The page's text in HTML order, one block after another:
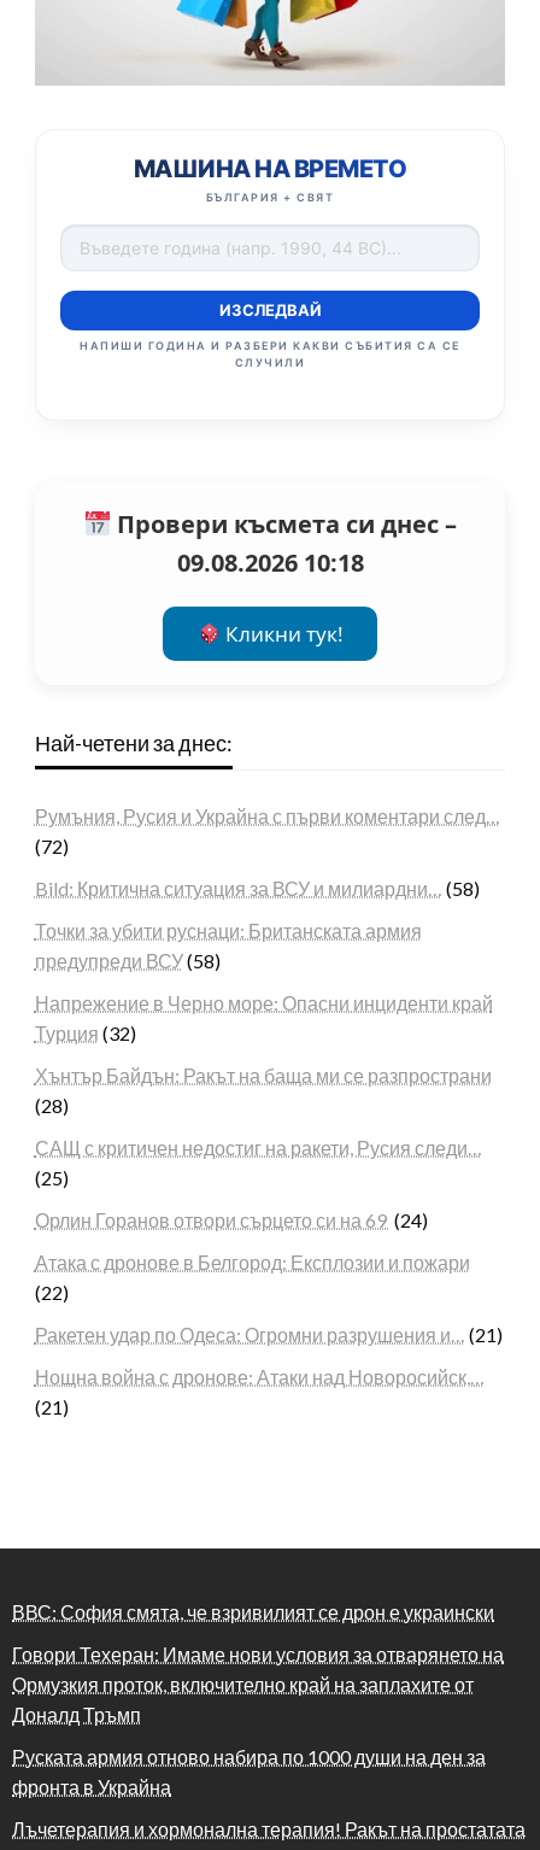
МАШИНА НА ВРЕМЕТО
БЪЛГАРИЯ + СВЯТ
ИЗСЛЕДВАЙ
НАПИШИ ГОДИНА И РАЗБЕРИ КАКВИ СЪБИТИЯ СА СЕ
СЛУЧИЛИ
Провери късмета си днес –
09.08.2026 10:18
Кликни тук!
Най-четени за днес:
Румъния, Русия и Украйна с първи коментари след…
(72)
Bild: Критична ситуация за ВСУ и милиардни… (58)
Точки за убити руснаци: Британската армия
предупреди ВСУ(58)
Напрежение в Черно море: Опасни инциденти край
Турция (32)
Хънтър Байдън: Ракът на баща ми се разпространи
(28)
САЩ с критичен недостиг на ракети, Русия следи…
(25)
Орлин Горанов отвори сърцето си на 69 (24)
Атака с дронове в Белгород: Експлозии и пожари
(22)
Ракетен удар по Одеса: Огромни разрушения и… (21)
Нощна война с дронове: Атаки над Новоросийск,…
(21)
ВВС: София смята, че взривилият се дрон е украински
Говори Техеран: Имаме нови условия за отварянето на
Ормузкия проток, включително край на заплахите от
Доналд Тръмп
Руската армия отново набира по 1000 души на ден за
фронта в Украйна
Лъчетерапия и хормонална терапия! Ракът на простатата